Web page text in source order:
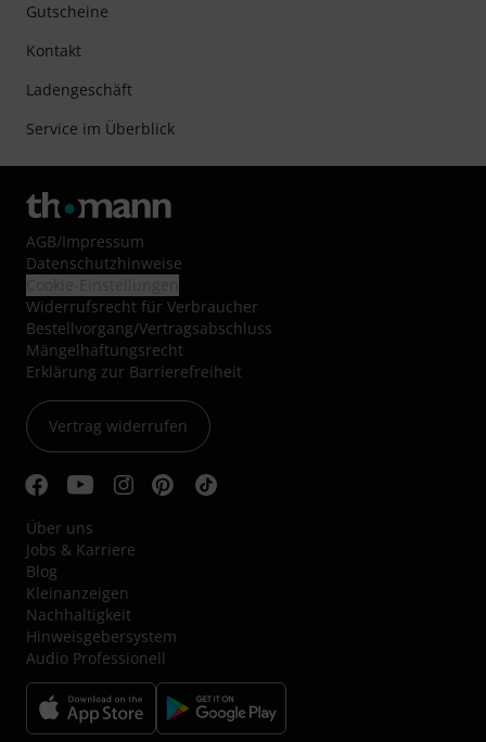
Gutscheine
Kontakt
Ladengeschäft
Service im Überblick
AGB/Impressum
Datenschutzhinweise
Widerrufsrecht für Verbraucher
Bestellvorgang/Vertragsabschluss
Mängelhaftungsrecht
Erklärung zur Barrierefreiheit
Vertrag widerrufen
Über uns
Jobs & Karriere
Blog
Kleinanzeigen
Nachhaltigkeit
Hinweisgebersystem
Audio Professionell